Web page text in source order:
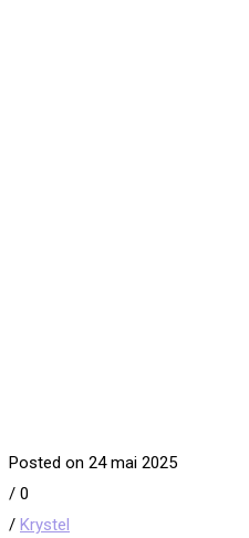
Posted on 24 mai 2025
/ 0
/ Krystel